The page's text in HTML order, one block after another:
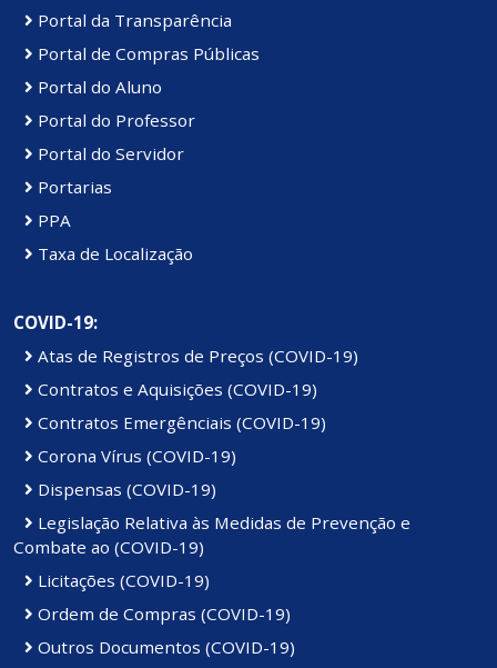
Portal da Transparência
Portal de Compras Públicas
Portal do Aluno
Portal do Professor
Portal do Servidor
Portarias
PPA
Taxa de Localização
COVID-19:
Atas de Registros de Preços (COVID-19)
Contratos e Aquisições (COVID-19)
Contratos Emergênciais (COVID-19)
Corona Vírus (COVID-19)
Dispensas (COVID-19)
Legislação Relativa às Medidas de Prevenção e
Combate ao (COVID-19)
Licitações (COVID-19)
Ordem de Compras (COVID-19)
Outros Documentos (COVID-19)